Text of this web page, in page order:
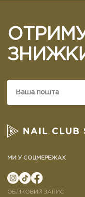
МИ У СОЦМЕРЕЖАХ
ОБЛІКОВИЙ ЗАПИС